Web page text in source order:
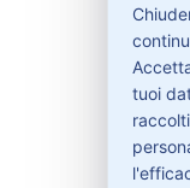
tuoi